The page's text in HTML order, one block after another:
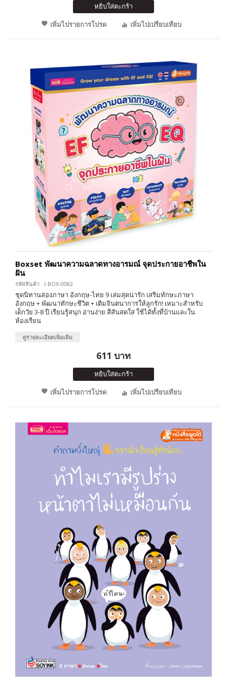
หยิบใส่ตะกร้า
เพิ่มไปรายการโปรด
เพิ่มไปเปรียบเทียบ
Boxset พัฒนาความฉลาดทางอารมณ์ จุดประกายอาชีพใน
ฝัน
รหัสสินค้า : I-BOX-0082
ชุดนิทานสองภาษา อังกฤษ-ไทย 9 เล่มสุดน่ารัก เสริมทักษะภาษา
อังกฤษ + พัฒนาทักษะชีวิต + เติมจินตนาการให้ลูกรัก! เหมาะสำหรับ
เด็กวัย 3-8 ปี เรียนรู้สนุก อ่านง่าย สีสันสดใส ใช้ได้ทั้งที่บ้านและใน
ห้องเรียน
ดูรายละเอียดเพิ่มเติม
611 บาท
หยิบใส่ตะกร้า
เพิ่มไปรายการโปรด
เพิ่มไปเปรียบเทียบ